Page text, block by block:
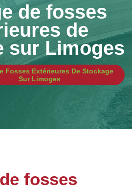
de fosses
de
sur Limoges
Fosses Extérieures De Stockage
Sur Limoges
fosses